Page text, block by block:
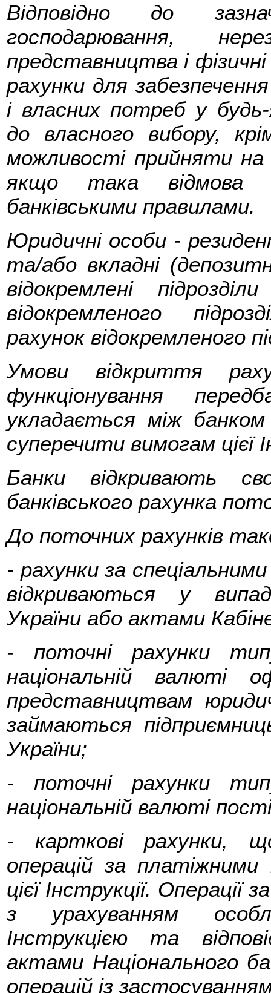
Відповідно до
господарювання,
представництва і
рахунки для забезпечення
і власних потреб у будь-
до власного вибору,
можливості прийняти на
якщо така відмова
банківськими правилами.
Юридичні особи -
та/або вкладні
відокремлені
відокремленого
рахунок відокремленого
Умови відкриття
функціонування
укладається між
суперечити вимогам цієї
Банки відкривають
банківського рахунка
До поточних рахунків
- рахунки за
відкриваються у
України або актами
- поточні рахунки
національній валюті
представництвам
займаються
України;
- поточні рахунки
національній валюті
- карткові рахунки,
операцій за платіжними
цієї Інструкції.
з урахуванням
Інструкцією та
актами Національного
операцій із